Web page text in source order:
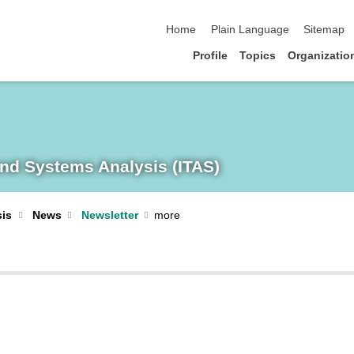
Home
Plain Language Sitemap
Profile Topics
Systems Analysis (ITAS)
News Newsletter